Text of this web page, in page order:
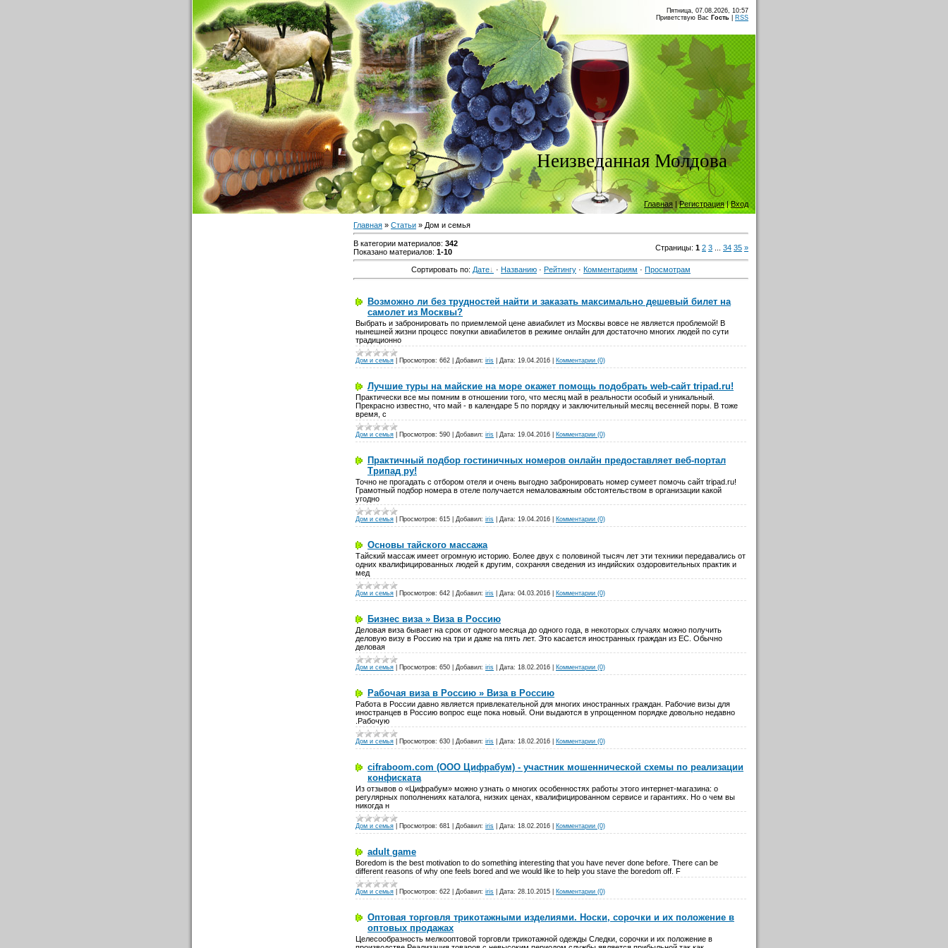
Пятница, 07.08.2026, 10:57
Приветствую Вас Гость RSS
Неизведанная Молдова
Главная |Регистрация|Вход
Главная » Статьи » Дом и семья
В категории материалов: 342
Показано материалов: 1-10 Страницы: 1 2 3 34 35 »
Сортировать по: Дате · Названию · Рейтингу · Комментариям · Просмотрам
Возможно ли без трудностей найти и заказать максимально дешевый билет на
самолет из Москвы?
Выбрать и забронировать по приемлемой цене авиабилет из Москвы вовсе не является проблемой! В
нынешней жизни процесс покупки авиабилетов в режиме онлайн для достаточно многих людей по сути
традиционно
Дом и семья Просмотров: 662 Добавил: iris Дата: 19.04.2016 Комментарии (0)
Лучшие туры на майские на море окажет помощь подобрать web-сайт tripad.ru!
Практически все мы помним в отношении того, что месяц май в реальности особый и уникальный.
Прекрасно известно, что май - в календаре 5 по порядку и заключительный месяц весенней поры. В тоже
время, с
Дом и семья Просмотров: 590 Добавил: iris Дата: 19.04.2016 Комментарии (0)
Практичный подбор гостиничных номеров онлайн предоставляет веб-портал
Трипад ру!
Точно не прогадать с отбором отеля и очень выгодно забронировать номер сумеет помочь сайт tripad.ru!
Грамотный подбор номера в отеле получается немаловажным обстоятельством в организации какой
угодно
Дом и семья Просмотров: 615 Добавил: iris Дата: 19.04.2016 Комментарии (0)
Основы тайского массажа
Тайский массаж имеет огромную историю. Более двух с половиной тысяч лет эти техники передавались от
одних квалифицированных людей к другим, сохраняя сведения из индийских оздоровительных практик и
мед
Дом и семья Просмотров: 642 Добавил: iris Дата: 04.03.2016 Комментарии (0)
Бизнес виза » Виза в Россию
Деловая виза бывает на срок от одного месяца до одного года, в некоторых случаях можно получить
деловую визу в Россию на три и даже на пять лет. Это касается иностранных граждан из ЕС. Обычно
деловая
Дом и семья Просмотров: 650 Добавил: iris Дата: 18.02.2016 Комментарии (0)
Рабочая виза в Россию » Виза в Россию
Работа в России давно является привлекательной для многих иностранных граждан. Рабочие визы для
иностранцев в Россию вопрос еще пока новый. Они выдаются в упрощенном порядке довольно недавно
.Рабочую
Дом и семья Просмотров: 630 Добавил: iris Дата: 18.02.2016 Комментарии (0)
cifraboom.com (ООО Цифрабум) - участник мошеннической схемы по реализации
конфиската
Из отзывов о «Цифрабум» можно узнать о многих особенностях работы этого интернет-магазина: о
регулярных пополнениях каталога, низких ценах, квалифицированном сервисе и гарантиях. Но о чем вы
никогда н
Дом и семья Просмотров: 681 Добавил: iris Дата: 18.02.2016 Комментарии (0)
adult game
Boredom is the best motivation to do something interesting that you have never done before. There can be
different reasons of why one feels bored and we would like to help you stave the boredom off. F
Дом и семья Просмотров: 622 Добавил: iris Дата: 28.10.2015 Комментарии (0)
Оптовая торговля трикотажными изделиями. Носки, сорочки и их положение в
оптовых продажах
Целесообразность мелкооптовой торговли трикотажной одежды Следки, сорочки и их положение в